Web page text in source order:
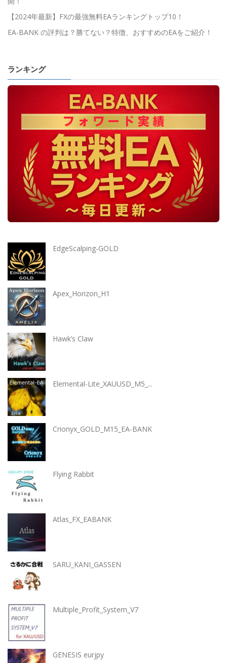
【2024年最新】FXの最強無料EAランキングトップ10！
EA-BANK の評判は？勝てない？特徴、おすすめのEAをご紹介！
ランキング
EdgeScalping-GOLD
Apex_Horizon_H1
Hawk’s Claw
Elemental-Lite_XAUUSD_M5_...
Crionyx_GOLD_M15_EA-BANK
Flying Rabbit
Atlas_FX_EABANK
SARU_KANI_GASSEN
Multiple_Profit_System_V7
GENESIS eurjpy